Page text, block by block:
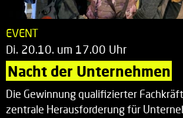
EVENT
Di. 20.10. um 17.00 Uhr
Nacht der Unternehmen
Die Gewinnung qualifizierter
zentrale Herausforderung für